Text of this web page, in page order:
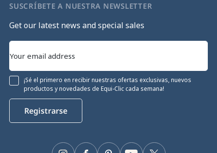
SUSCRÍBETE A NUESTRA NEWSLETTER
Get our latest news and special sales
¡Sé el primero en recibir nuestras ofertas exclusivas, nuevos
productos y novedades de Equi-Clic cada semana!
Registrarse